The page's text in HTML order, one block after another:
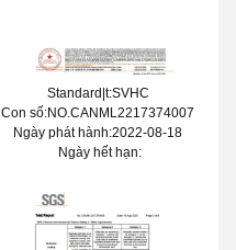
Standard|t:SVHC
Con số:NO.CANML2217374007
Ngày phát hành:2022-08-18
Ngày hết hạn: